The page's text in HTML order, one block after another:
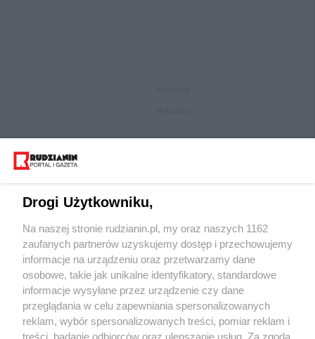
Wydawca mediówlokalnych
Drogi Użytkowniku,
Na naszej stronie rudzianin.pl, my oraz naszych 1162
zaufanych partnerów uzyskujemy dostęp i przechowujemy
informacje na urządzeniu oraz przetwarzamy dane
osobowe, takie jak unikalne identyfikatory, standardowe
informacje wysyłane przez urządzenie czy dane
przeglądania w celu zapewniania spersonalizowanych
reklam, wybór spersonalizowanych treści, pomiar reklam i
treści, badanie odbiorców oraz ulepszanie usług. Za zgodą